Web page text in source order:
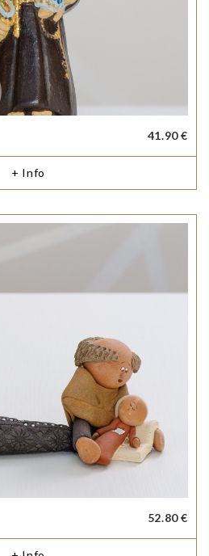
41.90 €
+ Info
52.80 €